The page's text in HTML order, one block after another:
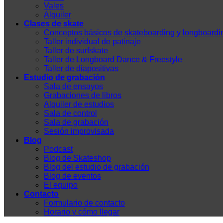
Vales
Alquiler
Clases de skate
Conceptos básicos de skateboarding y
Taller individual de patinaje
Taller de surfskate
Taller de Longboard Dance & Freestyle
Taller de diapositivas
Estudio de grabación
Sala de ensayos
Grabaciones de libros
Alquiler de estudios
Sala de control
Sala de grabación
Sesión improvisada
Blog
Podcast
Blog de Skateshop
Blog del estudio de grabación
Blog de eventos
El equipo
Contacto
Formulario de contacto
Horario y cómo llegar